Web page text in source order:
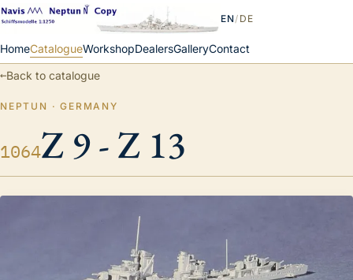
HomeCatalogueWorkshopDealersGalleryContact
EN/ DE
←Back to catalogue
NEPTUN · GERMANY
1064Z 9 - Z 13